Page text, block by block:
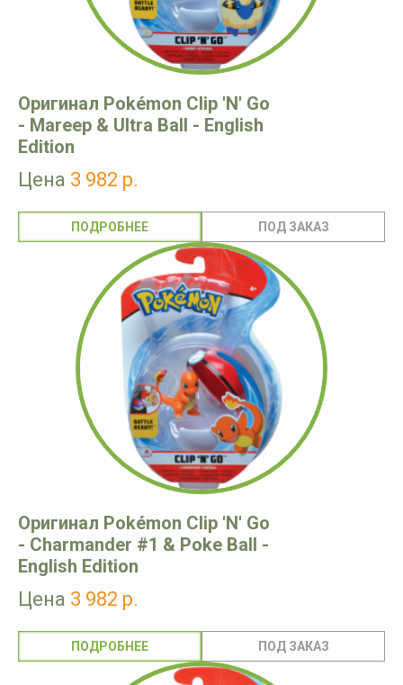
Оригинал Pokémon Clip 'N' Go
- Mareep & Ultra Ball - English
Edition
Цена 3 982 р.
ПОДРОБНЕЕ
Оригинал Pokémon Clip 'N' Go
- Charmander #1 & Poke Ball -
English Edition
Цена 3 982 р.
ПОДРОБНЕЕ